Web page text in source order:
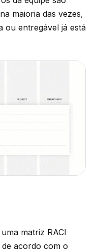
maioria das vezes,
ou entregável já está
matriz RACI
de acordo com o